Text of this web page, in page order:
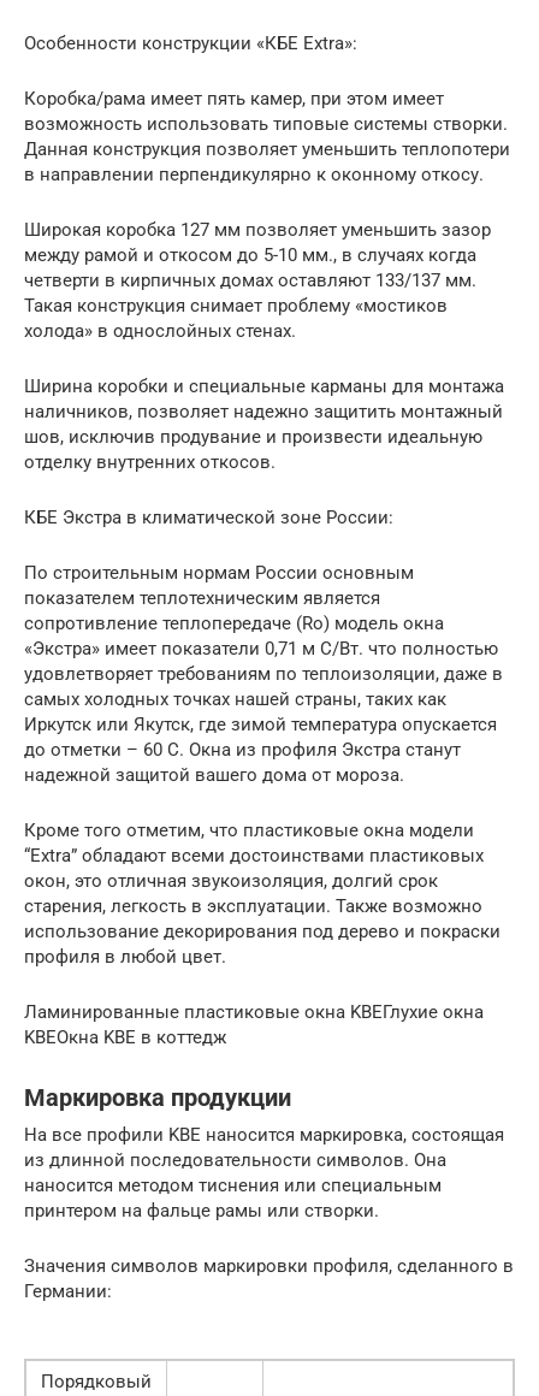
Особенности конструкции «КБЕ Extra»:
Коробка/рама имеет пять камер, при этом имеет
возможность использовать типовые системы створки.
Данная конструкция позволяет уменьшить теплопотери
в направлении перпендикулярно к оконному откосу.
Широкая коробка 127 мм позволяет уменьшить зазор
между рамой и откосом до 5-10 мм., в случаях когда
четверти в кирпичных домах оставляют 133/137 мм.
Такая конструкция снимает проблему «мостиков
холода» в однослойных стенах.
Ширина коробки и специальные карманы для монтажа
наличников, позволяет надежно защитить монтажный
шов, исключив продувание и произвести идеальную
отделку внутренних откосов.
КБЕ Экстра в климатической зоне России:
По строительным нормам России основным
показателем теплотехническим является
сопротивление теплопередаче (Rо) модель окна
«Экстра» имеет показатели 0,71 м С/Вт. что полностью
удовлетворяет требованиям по теплоизоляции, даже в
самых холодных точках нашей страны, таких как
Иркутск или Якутск, где зимой температура опускается
до отметки – 60 С. Окна из профиля Экстра станут
надежной защитой вашего дома от мороза.
Кроме того отметим, что пластиковые окна модели
“Extra” обладают всеми достоинствами пластиковых
окон, это отличная звукоизоляция, долгий срок
старения, легкость в эксплуатации. Также возможно
использование декорирования под дерево и покраски
профиля в любой цвет.
Ламинированные пластиковые окна KBEГлухие окна
KBEОкна KBE в коттедж
Маркировка продукции
На все профили KBE наносится маркировка, состоящая
из длинной последовательности символов. Она
наносится методом тиснения или специальным
принтером на фальце рамы или створки.
Значения символов маркировки профиля, сделанного в
Германии:
Порядковый